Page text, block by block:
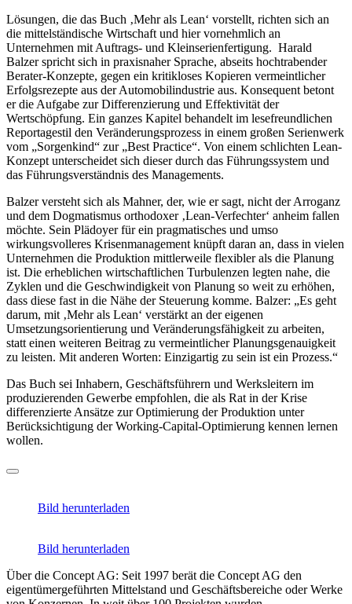
Lösungen, die das Buch ‚Mehr als Lean‘ vorstellt, richten sich an
die mittelständische Wirtschaft und hier vornehmlich an
Unternehmen mit Auftrags- und Kleinserienfertigung. Harald
Balzer spricht sich in praxisnaher Sprache, abseits hochtrabender
Berater-Konzepte, gegen ein kritikloses Kopieren vermeintlicher
Erfolgsrezepte aus der Automobilindustrie aus. Konsequent betont
er die Aufgabe zur Differenzierung und Effektivität der
Wertschöpfung. Ein ganzes Kapitel behandelt im lesefreundlichen
Reportagestil den Veränderungsprozess in einem großen Serienwerk
vom „Sorgenkind“ zur „Best Practice“. Von einem schlichten Lean-
Konzept unterscheidet sich dieser durch das Führungssystem und
das Führungsverständnis des Managements.
Balzer versteht sich als Mahner, der, wie er sagt, nicht der Arroganz
und dem Dogmatismus orthodoxer ‚Lean-Verfechter‘ anheim fallen
möchte. Sein Plädoyer für ein pragmatisches und umso
wirkungsvolleres Krisenmanagement knüpft daran an, dass in vielen
Unternehmen die Produktion mittlerweile flexibler als die Planung
ist. Die erheblichen wirtschaftlichen Turbulenzen legten nahe, die
Zyklen und die Geschwindigkeit von Planung so weit zu erhöhen,
dass diese fast in die Nähe der Steuerung komme. Balzer: „Es geht
darum, mit ‚Mehr als Lean‘ verstärkt an der eigenen
Umsetzungsorientierung und Veränderungsfähigkeit zu arbeiten,
statt einen weiteren Beitrag zu vermeintlicher Planungsgenauigkeit
zu leisten. Mit anderen Worten: Einzigartig zu sein ist ein Prozess.“
Das Buch sei Inhabern, Geschäftsführern und Werksleitern im
produzierenden Gewerbe empfohlen, die als Rat in der Krise
differenzierte Ansätze zur Optimierung der Produktion unter
Berücksichtigung der Working-Capital-Optimierung kennen lernen
wollen.
Bild herunterladen
Bild herunterladen
Über die Concept AG: Seit 1997 berät die Concept AG den
eigentümergeführten Mittelstand und Geschäftsbereiche oder Werke